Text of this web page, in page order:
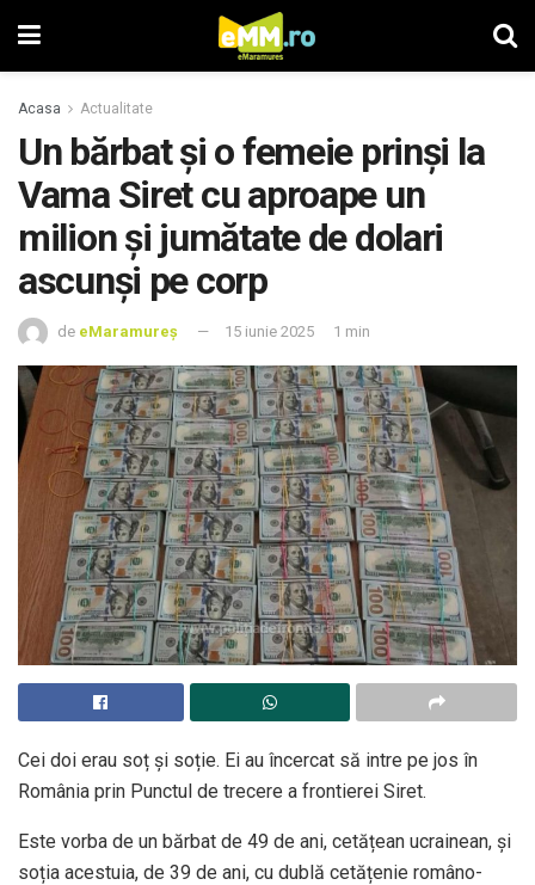
Acasa Actualitate
Un bărbat și o femeie prinși la
Vama Siret cu aproape un
milion și jumătate de dolari
ascunși pe corp
de eMaramureș 15 iunie 2025 1 min
Cei doi erau soț și soție. Ei au încercat să intre pe jos în
România prin Punctul de trecere a frontierei Siret.
Este vorba de un bărbat de 49 de ani, cetățean ucrainean, și
soția acestuia, de 39 de ani, cu dublă cetățenie româno-